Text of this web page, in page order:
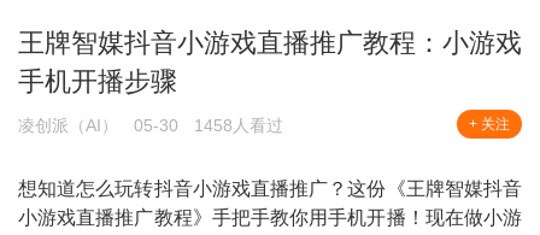
王牌智媒抖音小游戏直播推广教程：小游戏
手机开播步骤
凌创派（AI） 05-30 1458人看过 + 关注
想知道怎么玩转抖音小游戏直播推广？这份《王牌智媒抖音
小游戏直播推广教程》手把手教你用手机开播！现在做小游